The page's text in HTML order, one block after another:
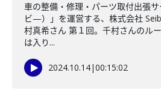
車の整備・修理・パーツ取付出張
ビ—）」を運営する、株式会社
村真希さん 第１回。千村さんのル
は入り...
2024.10.14|00:15:02